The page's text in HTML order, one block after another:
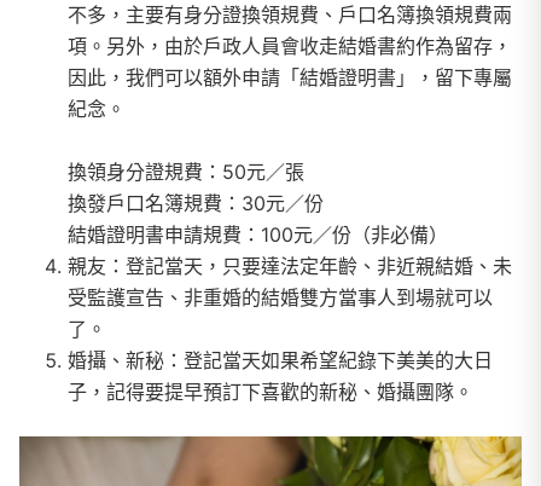
不多，主要有身分證換領規費、戶口名簿換領規費兩
項。另外，由於戶政人員會收走結婚書約作為留存，
因此，我們可以額外申請「結婚證明書」，留下專屬
紀念。
換領身分證規費：50元／張
換發戶口名簿規費：30元／份
結婚證明書申請規費：100元／份（非必備）
親友：登記當天，只要達法定年齡、非近親結婚、未
受監護宣告、非重婚的結婚雙方當事人到場就可以
了。
婚攝、新秘：登記當天如果希望紀錄下美美的大日
子，記得要提早預訂下喜歡的新秘、婚攝團隊。